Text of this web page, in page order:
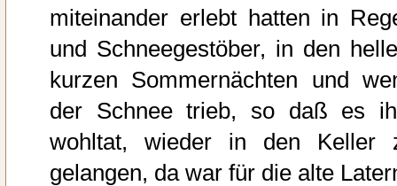
miteinander erlebt hatten in
und Schneegestöber, in den
kurzen Sommernächten und
der Schnee trieb, so daß es
wohltat, wieder in den Keller
gelangen, da war für die alte